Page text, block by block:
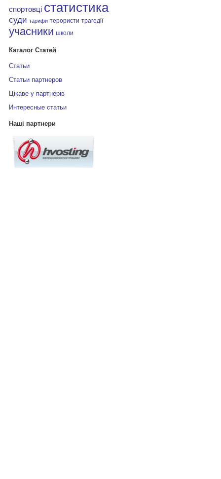
спортовці статистика
суди тарифи терористи трагедії
учасники школи
Каталог Статей
Статьи
Статьи партнеров
Цікаве у партнерів
Интересные статьи
Наші партнери